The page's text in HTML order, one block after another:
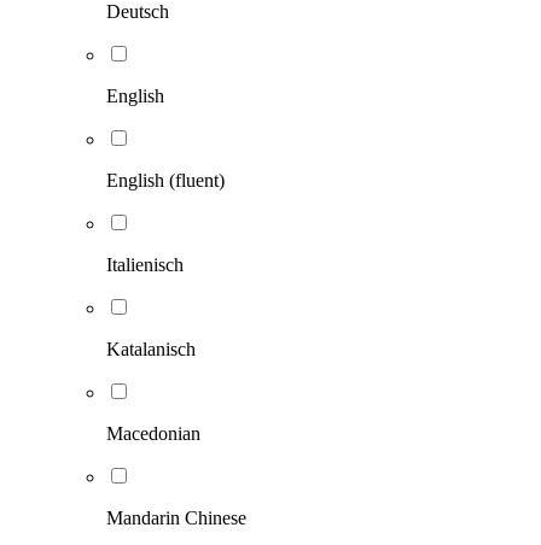
Deutsch
English
English (fluent)
Italienisch
Katalanisch
Macedonian
Mandarin Chinese